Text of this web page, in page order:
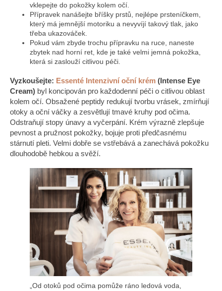
vklepejte do pokožky kolem očí.
Přípravek nanášejte bříšky prstů, nejlépe prsteníčkem,
který má jemnější motoriku a nevyvíjí takový tlak, jako
třeba ukazováček.
Pokud vám zbyde trochu přípravku na ruce, naneste
zbytek nad horní ret, kde je také velmi jemná pokožka,
která si zaslouží citlivou péči.
Vyzkoušejte: Essenté Intenzivní oční krém (Intense Eye
Cream) byl koncipován pro každodenní péči o citlivou oblast
kolem očí. Obsažené peptidy redukují tvorbu vrásek, zmírňují
otoky a oční váčky a zesvětlují tmavé kruhy pod očima.
Odstraňují stopy únavy a vyčerpání. Krém výrazně zlepšuje
pevnost a pružnost pokožky, bojuje proti předčasnému
stárnutí pleti. Velmi dobře se vstřebává a zanechává pokožku
dlouhodobě hebkou a svěží.
„Od otoků pod očima pomůže ráno ledová voda,